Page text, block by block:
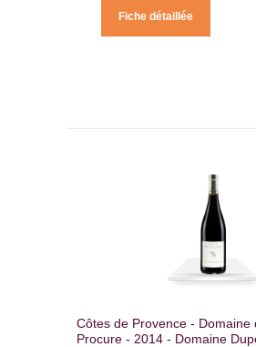
Fiche détaillée
Côtes de Provence - Domaine
Procure - 2014 - Domaine